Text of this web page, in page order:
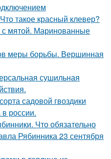
такое красный клевер?
мятой. Маринованные
меры борьбы. Вершинная
сушильная
садовой гвоздики
россии.
Что обязательно
Рябинника 23 сентября